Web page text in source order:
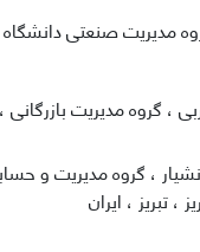
مدیریت صنعتی دانشگاه
، گروه مدیریت بازرگانی
، گروه مدیریت و
، تبریز ، ایران